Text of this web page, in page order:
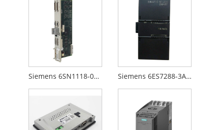
Siemens 6SN1118-0DM31-0AA2 Siemens 6ES7288-3AM06-0AA0